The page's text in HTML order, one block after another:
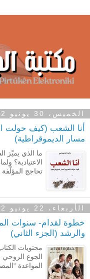
الخميس، 30 يونيو 2022
أنا الشعب (كيف حولت
مسار الديموقراطية)
ما الذي يميّز
الاعتيادية؟
تحاجج المؤلّفة
الأربعاء، 22 يونيو 2022
خطوة لقدام- سنوات
والرشد (الجزء الثاني)
محتويات
الجوع
المواعدة